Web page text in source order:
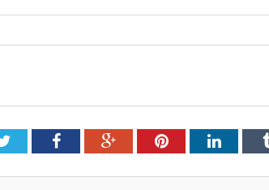
TwitterFacebookGoogle+Pinterest